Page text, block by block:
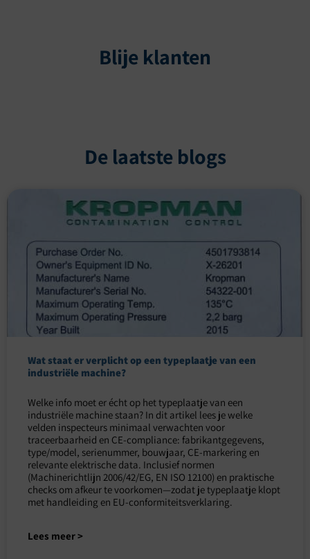
Blije klanten
De laatste blogs
Wat staat er verplicht op een typeplaatje van een
industriële machine?
Welke info moet er écht op het typeplaatje van een
industriële machine staan? In dit artikel lees je welke
velden inspecteurs minimaal verwachten voor
traceerbaarheid en CE-compliance: fabrikantgegevens,
type/model, serienummer, bouwjaar, CE-markering en
relevante elektrische data. Inclusief normen
(Machinerichtlijn 2006/42/EG, EN ISO 12100) en praktische
checks om afkeur te voorkomen—zodat je typeplaatje klopt
met handleiding en EU-conformiteitsverklaring.
Lees meer >